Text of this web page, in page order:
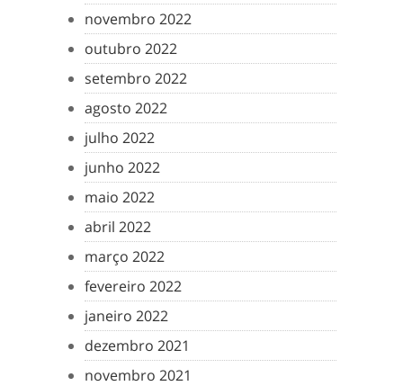
novembro 2022
outubro 2022
setembro 2022
agosto 2022
julho 2022
junho 2022
maio 2022
abril 2022
março 2022
fevereiro 2022
janeiro 2022
dezembro 2021
novembro 2021